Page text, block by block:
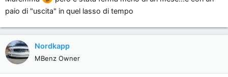
paio di "uscita" in quel lasso di tempo
Nordkapp
MBenz Owner